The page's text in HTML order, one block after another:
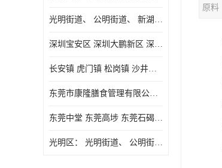
光明街道、 公明街道、 新湖街道、
深圳宝安区 深圳大鹏新区 深圳特别合作区
长安镇 虎门镇 松岗镇 沙井镇 公明镇 莞城街道 南城街道 东城街道 万江街道 石碣镇 石龙镇 茶山镇 石排镇 企石镇 横沥镇
东莞市康隆膳食管理有限公司 长安蔬菜配送 虎门蔬菜配送 大岭山蔬菜配送
东莞中堂 东莞高埗 东莞石碣 东莞望牛墩 东莞洪梅 东莞道滘 东莞石龙镇 东莞石排镇
光明区： 光明街道、 公明街道、 新湖街道、 凤凰街道、 玉塘街道、 马田街道
原料